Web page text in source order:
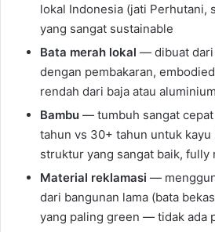
lokal Indonesia (jati Perhutani,
yang sangat sustainable
Bata merah lokal — dibuat dari
dengan pembakaran,
rendah dari baja atau aluminium
Bambu — tumbuh sangat cepat
tahun vs 30+ tahun untuk kayu
struktur yang sangat baik, fully
Material reklamasi —
dari bangunan lama (bata
yang paling green — tidak ada